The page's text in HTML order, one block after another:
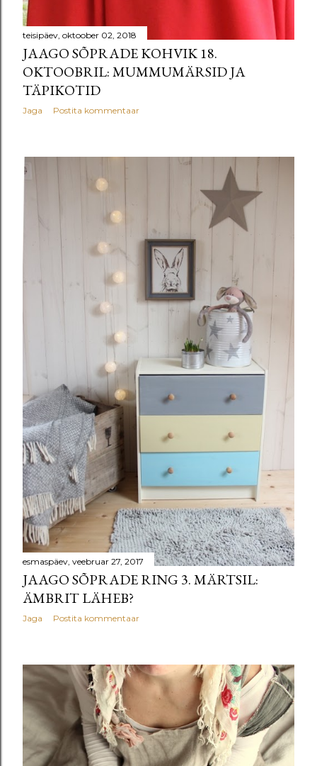
teisipäev, oktoober 02, 2018
JAAGO SÕPRADE KOHVIK 18.
OKTOOBRIL: MUMMUMÄRSID JA
TÄPIKOTID
Jaga Postita kommentaar
esmaspäev, veebruar 27, 2017
JAAGO SÕPRADE RING 3. MÄRTSIL:
ÄMBRIT LÄHEB?
Jaga Postita kommentaar